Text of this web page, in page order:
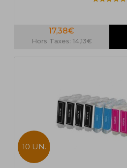
17,38€
Hors Taxes: 14,13€
10 UN.